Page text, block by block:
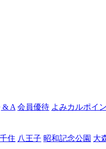
& A 会員優待 よみカルポイ
住 八王子 昭和記念公園 大